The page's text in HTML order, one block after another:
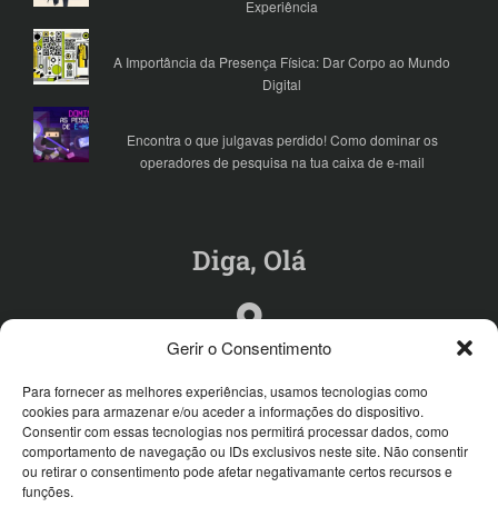
Gerir o Consentimento
Para fornecer as melhores experiências, usamos tecnologias como
cookies para armazenar e/ou aceder a informações do dispositivo.
Consentir com essas tecnologias nos permitirá processar dados, como
comportamento de navegação ou IDs exclusivos neste site. Não consentir
ou retirar o consentimento pode afetar negativamante certos recursos e
funções.
Experiência
A Importância da Presença Física: Dar Corpo ao Mundo
Digital
Encontra o que julgavas perdido! Como dominar os
operadores de pesquisa na tua caixa de e-mail
Diga, Olá
Praça Almada Negreiros 82,
4470-133 Maia - Porto
+351 939 608 879
Chamada para rede móvel nacional